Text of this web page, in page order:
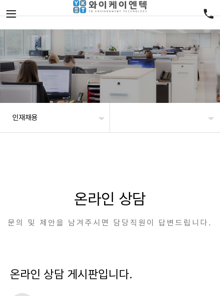
인재채용
온라인 상담
문의 및 제안을 남겨주시면 담당직원이 답변드립니다.
온라인 상담 게시판입니다.